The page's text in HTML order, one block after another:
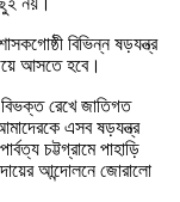
বিভিন্ন ষড়যন্ত্র
আসতে হবে।
রেখে জাতিগত
এসব ষড়যন্ত্র
চট্টগ্রামে পাহাড়ি
আন্দোলনে জোরালো